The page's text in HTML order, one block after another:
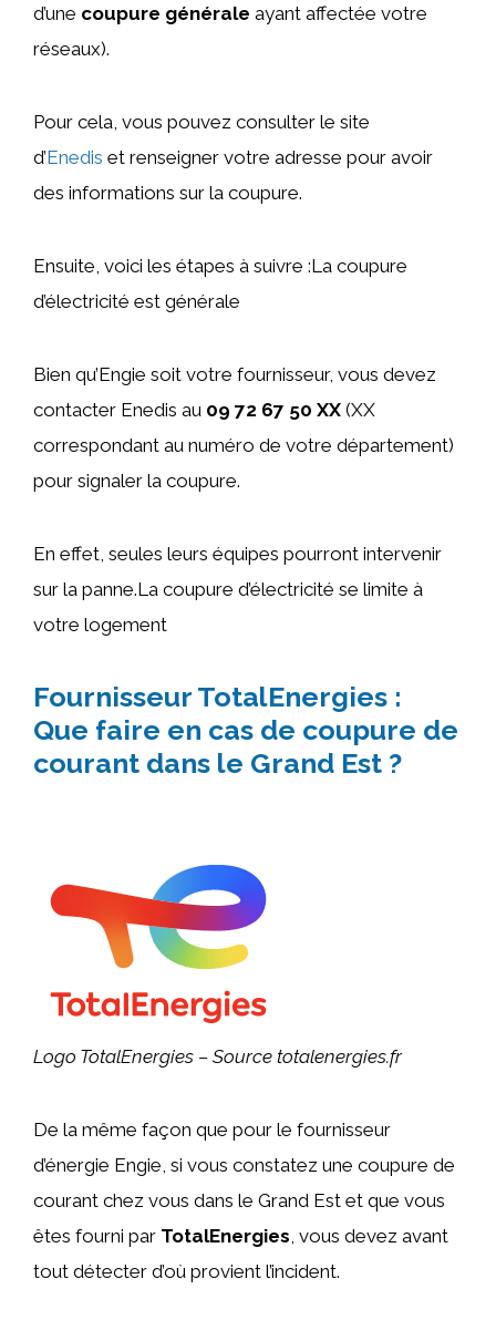
d’une coupure générale ayant affectée votre
réseaux).
Pour cela, vous pouvez consulter le site
d’Enedis et renseigner votre adresse pour avoir
des informations sur la coupure.
Ensuite, voici les étapes à suivre :La coupure
d’électricité est générale
Bien qu’Engie soit votre fournisseur, vous devez
contacter Enedis au 09 72 67 50 XX (XX
correspondant au numéro de votre département)
pour signaler la coupure.
En effet, seules leurs équipes pourront intervenir
sur la panne.La coupure d’électricité se limite à
votre logement
Fournisseur TotalEnergies :
Que faire en cas de coupure de
courant dans le Grand Est ?
Logo TotalEnergies – Source totalenergies.fr
De la même façon que pour le fournisseur
d’énergie Engie, si vous constatez une coupure de
courant chez vous dans le Grand Est et que vous
êtes fourni par TotalEnergies , vous devez avant
tout détecter d’où provient l’incident.